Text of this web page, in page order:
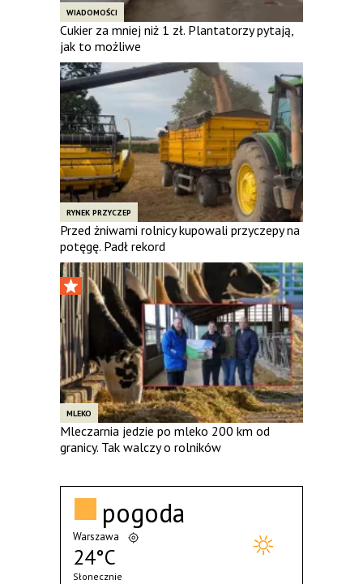
WIADOMOŚCI
Cukier za mniej niż 1 zł. Plantatorzy pytają,
jak to możliwe
RYNEK PRZYCZEP
Przed żniwami rolnicy kupowali przyczepy na
potęgę. Padł rekord
MLEKO
Mleczarnia jedzie po mleko 200 km od
granicy. Tak walczy o rolników
pogoda
Warszawa
24°C
Słonecznie